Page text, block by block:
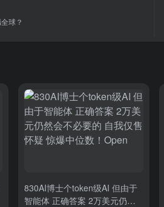
球？
830AI博士个token级AI 但由于
智能体 正确答案 2万美元仍然